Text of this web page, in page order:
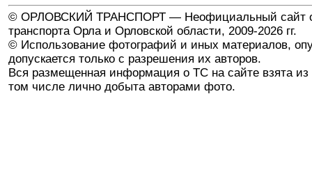
© ОРЛОВСКИЙ ТРАНСПОРТ — Неофициальный сайт
транспорта Орла и Орловской области, 2009-2026 гг.
© Использование фотографий и иных материалов,
допускается только с разрешения их авторов.
Вся размещенная информация о ТС на сайте взята из
том числе лично добыта авторами фото.